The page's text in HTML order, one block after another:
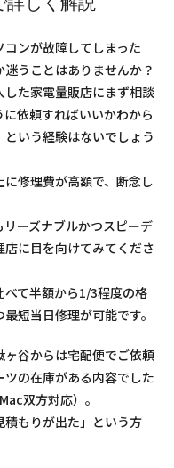
ンが故障してしまった
うことはありませんか？
た家電量販店にまず相談
依頼すればいいかわから
いう経験はないでしょう
修理費が高額で、断念し
ーズナブルかつスピーデ
に目を向けてみてくださ
て半額から1/3程度の格
短当日修理が可能です。
谷からは宅配便でご依頼
の在庫がある内容でした
双方対応）。
積もりが出た」という方